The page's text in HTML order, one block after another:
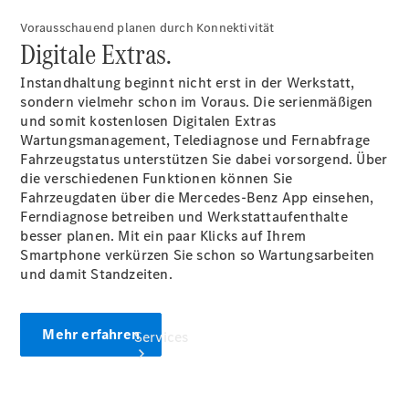
Übersicht
Gebrauchtwagensuche
Junge
Sterne
Digitale
Extras
Services
Vorausschauend planen durch Konnektivität
Digitale Extras.
Instandhaltung beginnt nicht erst in der Werkstatt,
sondern vielmehr schon im Voraus. Die serienmäßigen
und somit kostenlosen Digitalen Extras
Wartungsmanagement, Telediagnose und Fernabfrage
Fahrzeugstatus unterstützen Sie dabei vorsorgend. Über
die verschiedenen Funktionen können Sie
Fahrzeugdaten über die Mercedes-Benz App einsehen,
Ferndiagnose betreiben und Werkstattaufenthalte
besser planen. Mit ein paar Klicks auf Ihrem
Smartphone verkürzen Sie schon so Wartungsarbeiten
und damit Standzeiten.
Mehr erfahren